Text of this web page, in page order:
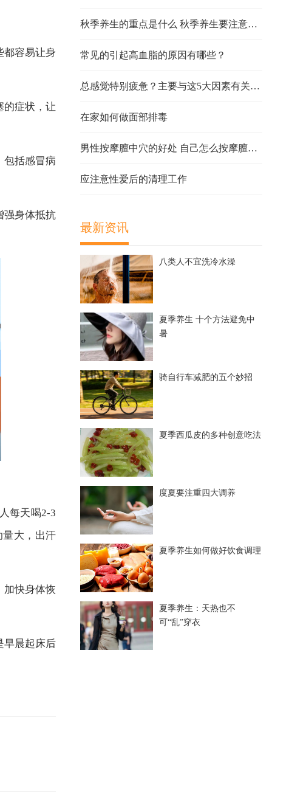
容易让身
症状，让
括感冒病
身体抵抗
每天喝2-3
大，出汗
快身体恢
晨起床后
秋季养生的重点是什么 秋季养生要注意什么
常见的引起高血脂的原因有哪些？
总感觉特别疲惫？主要与这5大因素有关，快对照一下！
在家如何做面部排毒
男性按摩膻中穴的好处 自己怎么按摩膻中穴
应注意性爱后的清理工作
最新资讯
八类人不宜洗冷水澡
夏季养生 十个方法避免中
暑
骑自行车减肥的五个妙招
夏季西瓜皮的多种创意吃法
度夏要注重四大调养
夏季养生如何做好饮食调理
夏季养生：天热也不
可“乱”穿衣